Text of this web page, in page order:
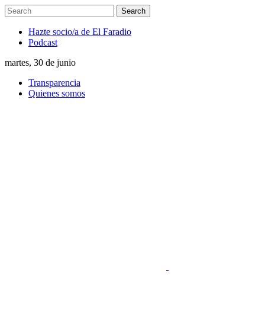
Hazte socio/a de El Faradio
Podcast
martes, 30 de junio
Transparencia
Quienes somos